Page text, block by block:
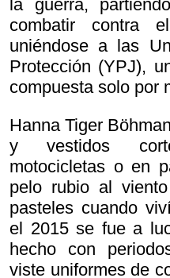
la guerra,
combatir contra
uniéndose a las
Protección (YPJ),
compuesta solo por
Hanna Tiger
y vestidos
motocicletas o en
pelo rubio al
pasteles cuando
el 2015 se fue a
hecho con
viste uniformes de